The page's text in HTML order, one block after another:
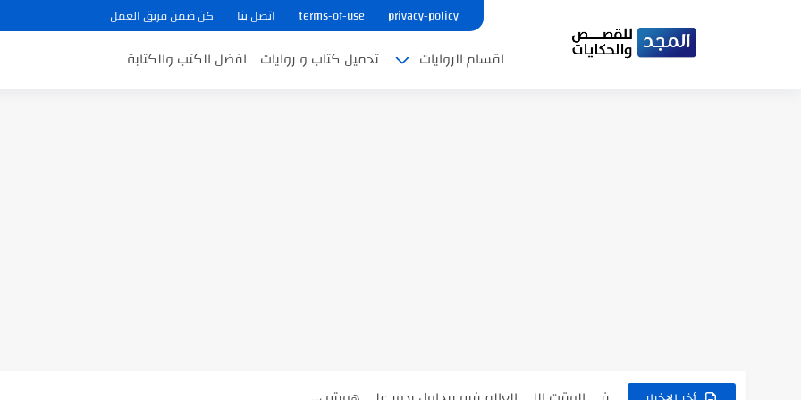
privacy-policy
terms-of-use اتصل بنا كن ضمن فريق العمل
اقسام الروايات تحميل كتاب و روايات افضل الكتب والكتابة